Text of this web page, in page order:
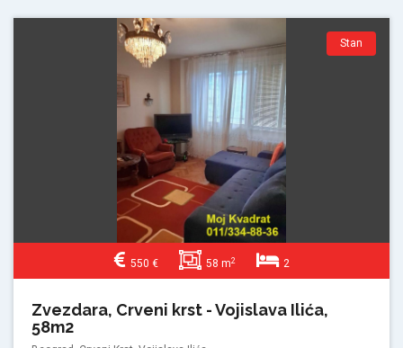
Stan
550 € 58 m2 2
Zvezdara, Crveni krst - Vojislava Ilića,
58m2